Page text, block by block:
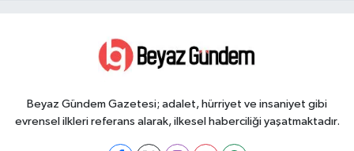
Beyaz Gündem Gazetesi; adalet, hürriyet ve insaniyet gibi
evrensel ilkleri referans alarak, ilkesel haberciliği yaşatmaktadır.